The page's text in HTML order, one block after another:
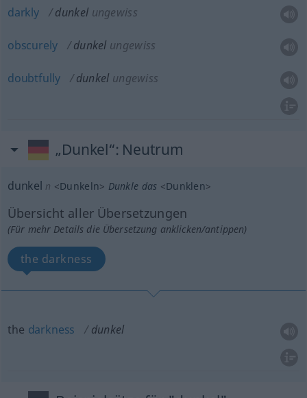
darkly dunkel ungewiss
obscurely dunkel ungewiss
doubtfully dunkel ungewiss
„Dunkel“: Neutrum
dunkel n <Dunkeln> Dunkle das <Dunklen>
Übersicht aller Übersetzungen
(Für mehr Details die Übersetzung anklicken/antippen)
the darkness
the darkness dunkel